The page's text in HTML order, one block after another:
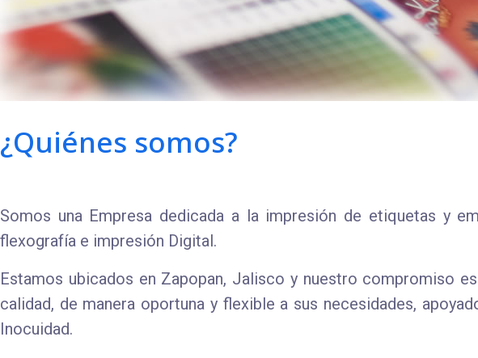
¿Quiénes somos?
Somos una Empresa dedicada a la impresión de etiquetas y
flexografía e impresión Digital.
Estamos ubicados en Zapopan, Jalisco y nuestro compromiso
calidad, de manera oportuna y flexible a sus necesidades,
Inocuidad.